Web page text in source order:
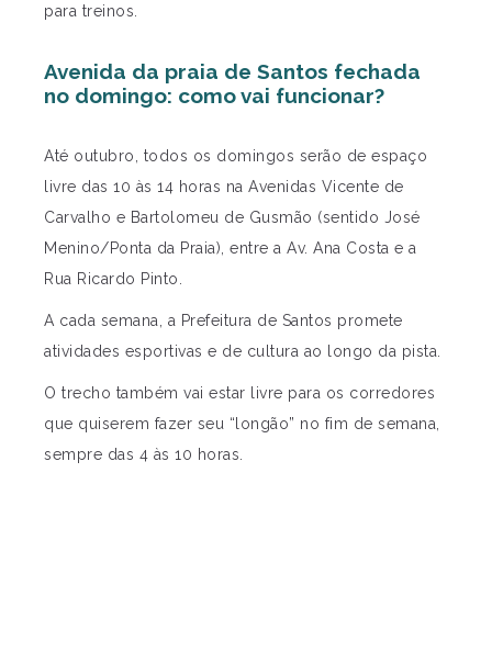
para treinos.
Avenida da praia de Santos fechada
no domingo: como vai funcionar?
Até outubro, todos os domingos serão de espaço
livre das 10 às 14 horas na Avenidas Vicente de
Carvalho e Bartolomeu de Gusmão (sentido José
Menino/Ponta da Praia), entre a Av. Ana Costa e a
Rua Ricardo Pinto.
A cada semana, a Prefeitura de Santos promete
atividades esportivas e de cultura ao longo da pista.
O trecho também vai estar livre para os corredores
que quiserem fazer seu “longão” no fim de semana,
sempre das 4 às 10 horas.